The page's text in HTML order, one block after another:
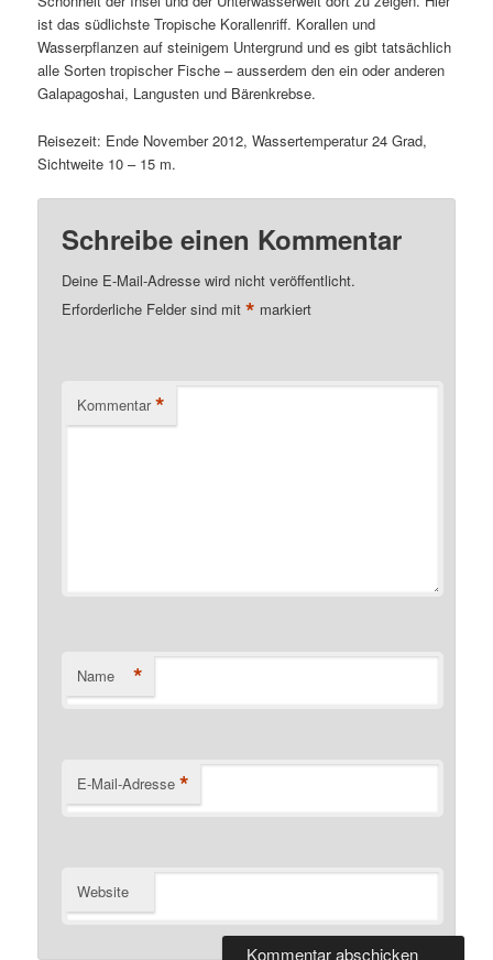
ist das südlichste Tropische Korallenriff. Korallen und
Wasserpflanzen auf steinigem Untergrund und es gibt tatsächlich
alle Sorten tropischer Fische – ausserdem den ein oder anderen
Galapagoshai, Langusten und Bärenkrebse.
Reisezeit: Ende November 2012, Wassertemperatur 24 Grad,
Sichtweite 10 – 15 m.
Schreibe einen Kommentar
Deine E-Mail-Adresse wird nicht veröffentlicht.
Erforderliche Felder sind mit* markiert
Kommentar *
Name *
E-Mail-Adresse *
Website